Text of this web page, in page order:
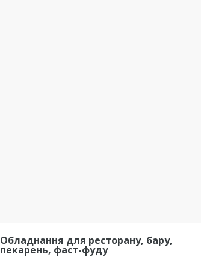
Обладнання для ресторану, бару,
пекарень, фаст-фуду